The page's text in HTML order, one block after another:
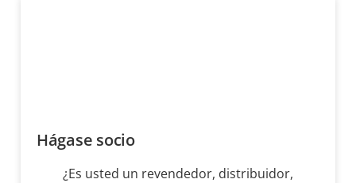
Hágase socio
¿Es usted un revendedor, distribuidor,